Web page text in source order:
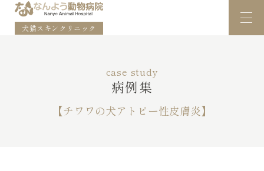
犬猫スキンクリニック
case study
病例集
【チワワの犬アトピー性皮膚炎】